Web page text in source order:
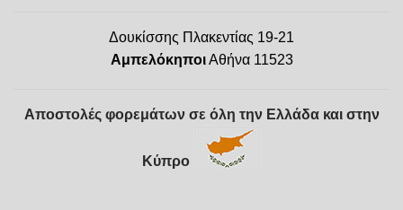
Δουκίσσης Πλακεντίας 19-21
ΑμπελόκηποιΑθήνα 11523
Αποστολές φορεμάτων σε όλη την Ελλάδα και στην
Κύπρο